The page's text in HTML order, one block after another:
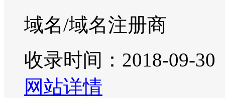
域名/域名注册商
收录时间：2018-09-30
网站详情